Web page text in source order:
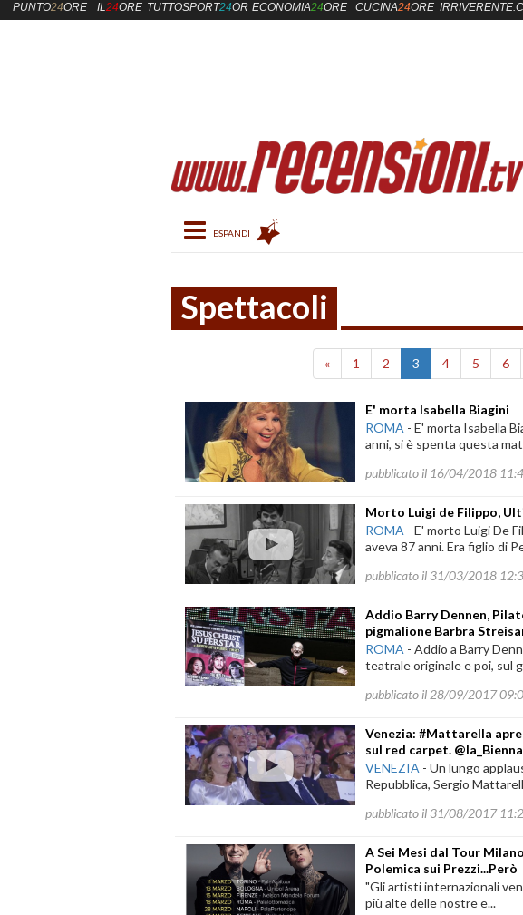
Toggle navigation
Spettacoli
« 1 2 3 4 5 6
E' morta Isabella Biagini
ROMA - E' morta Isabella
anni, si è spenta questa
pubblicato il 16/04/2018
Morto Luigi de Filippo,
ROMA - E' morto Luigi De
aveva 87 anni. Era figlio di
pubblicato il 31/03/2018
Addio Barry Dennen,
pigmalione Barbra
ROMA - Addio a Barry
teatrale originale e poi, sul
pubblicato il 28/09/2017
Venezia: #Mattarella
sul red carpet.
VENEZIA - Un lungo
Repubblica, Sergio
pubblicato il 31/08/2017
A Sei Mesi dal Tour
Polemica sui Prezzi...Però
"Gli artisti internazionali
più alte delle nostre e...
PUNTO24ORE IL24ORE TUTTOSPORT24OREECONOMIA24ORE CUCINA24ORE